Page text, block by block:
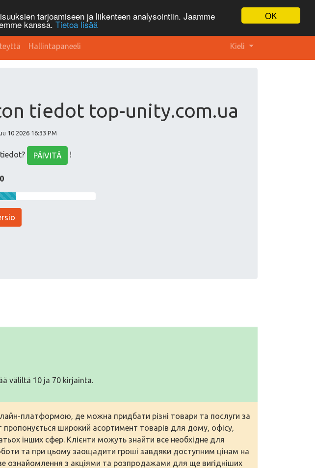
OK
tarjoamiseen ja liikenteen analysointiin. Jaamme
kanssa. Tietoa lisää
Hallintapaneeli Kieli
tiedot top-unity.com.ua
10 2026 16:33 PM
PÄIVITÄ !
väliltä 10 ja 70 kirjainta.
платформою, де можна придбати різні товари та послуги за
широкий асортимент товарів для дому, офісу,
інших сфер. Клієнти можуть знайти все необхідне для
та при цьому заощадити гроші завдяки доступним цінам на
ознайомлення з акціями та розпродажами для ще вигідніших